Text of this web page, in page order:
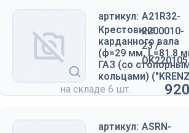
артикул: A21R32-
2200010-
23 /
QK220105
Крестовина
карданного вала
(ф=29 мм, L=81.8
ГАЗ (со
кольцами)
на складе 6 шт.
артикул: ASRN-